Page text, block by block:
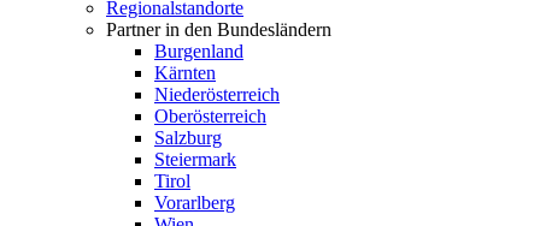
Regionalstandorte
Partner in den Bundesländern
Burgenland
Kärnten
Niederösterreich
Oberösterreich
Salzburg
Steiermark
Tirol
Vorarlberg